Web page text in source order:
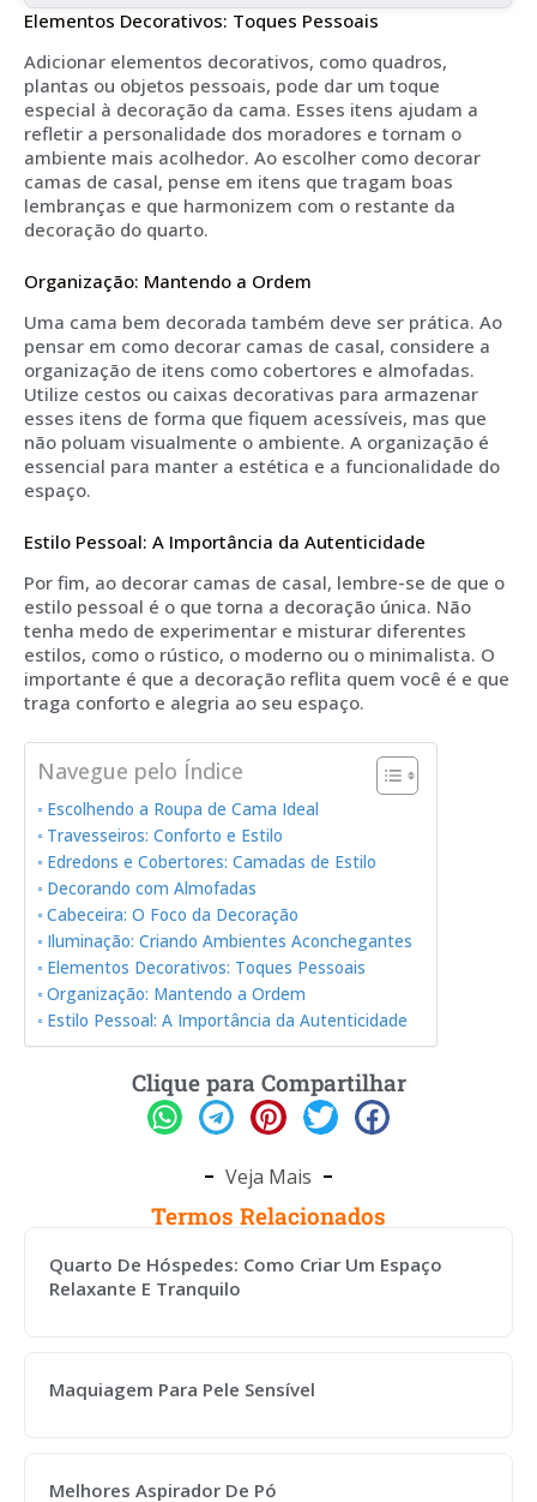
Elementos Decorativos: Toques Pessoais
Adicionar elementos decorativos, como quadros,
plantas ou objetos pessoais, pode dar um toque
especial à decoração da cama. Esses itens ajudam a
refletir a personalidade dos moradores e tornam o
ambiente mais acolhedor. Ao escolher como decorar
camas de casal, pense em itens que tragam boas
lembranças e que harmonizem com o restante da
decoração do quarto.
Organização: Mantendo a Ordem
Uma cama bem decorada também deve ser prática. Ao
pensar em como decorar camas de casal, considere a
organização de itens como cobertores e almofadas.
Utilize cestos ou caixas decorativas para armazenar
esses itens de forma que fiquem acessíveis, mas que
não poluam visualmente o ambiente. A organização é
essencial para manter a estética e a funcionalidade do
espaço.
Estilo Pessoal: A Importância da Autenticidade
Por fim, ao decorar camas de casal, lembre-se de que o
estilo pessoal é o que torna a decoração única. Não
tenha medo de experimentar e misturar diferentes
estilos, como o rústico, o moderno ou o minimalista. O
importante é que a decoração reflita quem você é e que
traga conforto e alegria ao seu espaço.
Navegue pelo Índice
Escolhendo a Roupa de Cama Ideal
Travesseiros: Conforto e Estilo
Edredons e Cobertores: Camadas de Estilo
Decorando com Almofadas
Cabeceira: O Foco da Decoração
Iluminação: Criando Ambientes Aconchegantes
Elementos Decorativos: Toques Pessoais
Organização: Mantendo a Ordem
Estilo Pessoal: A Importância da Autenticidade
Clique para Compartilhar
Veja Mais
Termos Relacionados
Quarto De Hóspedes: Como Criar Um Espaço
Relaxante E Tranquilo
Maquiagem Para Pele Sensível
Melhores Aspirador De Pó